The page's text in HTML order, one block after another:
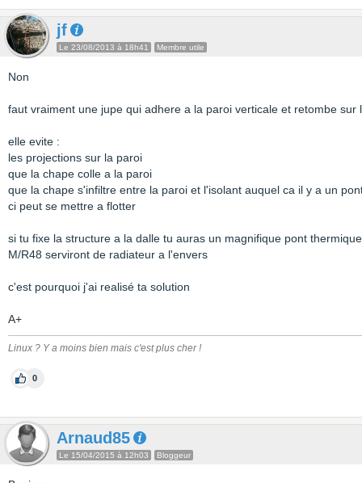
jf
Le 23/08/2013 à 18h41 Membre utile
Non
faut vraiment une jupe qui adhere a la paroi verticale et retombe sur
elle evite :
les projections sur la paroi
que la chape colle a la paroi
que la chape s'infiltre entre la paroi et l'isolant auquel ca il y a un
ci peut se mettre a flotter
si tu fixe la structure a la dalle tu auras un magnifique pont
M/R48 serviront de radiateur a l'envers
c'est pourquoi j'ai realisé ta solution
A+
Linux ? Y a moins bien mais c'est plus cher !
0
Arnaud85
Le 15/04/2015 à 12h03 Bloggeur